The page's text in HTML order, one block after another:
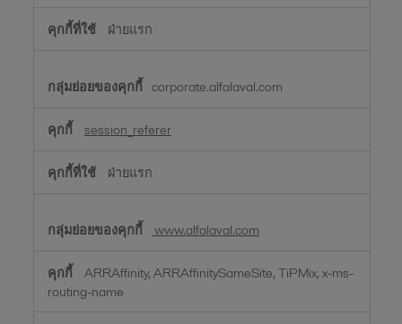
ฝ่ายแรก
corporate.alfalaval.com
session_referer
ฝ่ายแรก
www.alfalaval.com
ARRAffinity, ARRAffinitySameSite, TiPMix, x-ms-
routing-name